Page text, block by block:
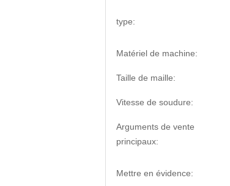
type:
Matériel de machine:
Taille de maille:
Vitesse de soudure:
Arguments de vente
principaux:
Mettre en évidence: